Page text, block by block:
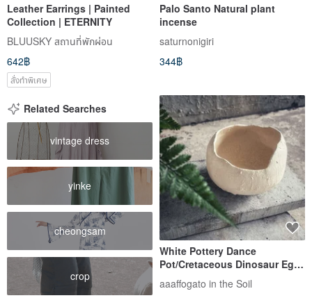
Leather Earrings | Painted
Collection | ETERNITY
BLUUSKY สถานที่พักผ่อน
642฿
สั่งทำพิเศษ
Palo Santo Natural plant
incense
saturnonigiri
344฿
Related Searches
vintage dress
yinke
cheongsam
crop
White Pottery Dance
Pot/Cretaceous Dinosaur Egg
Pot - Snow White Coconut
aaaffogato in the Soil